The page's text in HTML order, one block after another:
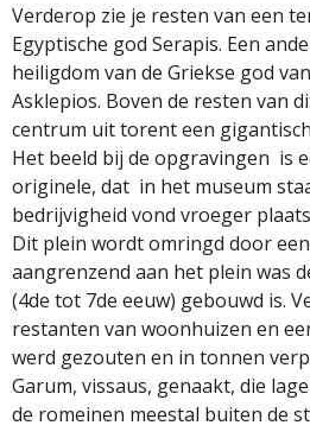
Verderop zie je resten van een
Egyptische god Serapis. Een
heiligdom van de Griekse god
Asklepios. Boven de resten van
centrum uit torent een
Het beeld bij de opgravingen is
originele, dat in het museum
bedrijvigheid vond vroeger
Dit plein wordt omringd door
aangrenzend aan het plein was
(4de tot 7de eeuw) gebouwd is.
restanten van woonhuizen en
werd gezouten en in tonnen
Garum, vissaus, genaakt, die
de romeinen meestal buiten de